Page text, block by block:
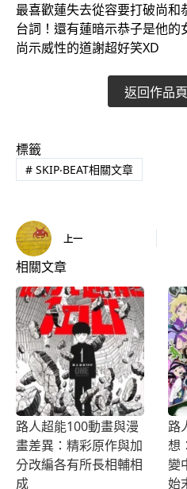
最喜歡蓮失去從容要打破尚和
台詞！還有蓮暗示恭子是他的
尚示威性的道謝超好笑XD
返回作品頁
標籤
#SKIP‧BEAT相關文章
上一
相關文章
路人超能100動畫與漫
畫差異：精彩原作與加
分改編各有所長相輔相
成
路
想
變
始